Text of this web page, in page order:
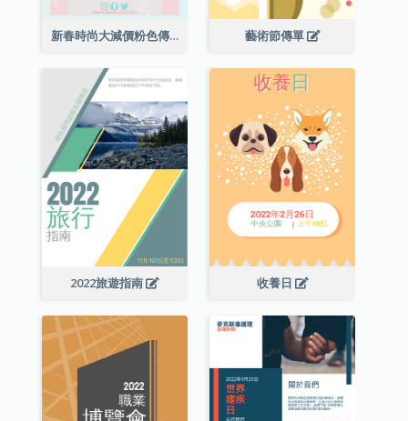
新春時尚大減價粉色傳單 藝術節傳單
2022旅遊指南 收養日